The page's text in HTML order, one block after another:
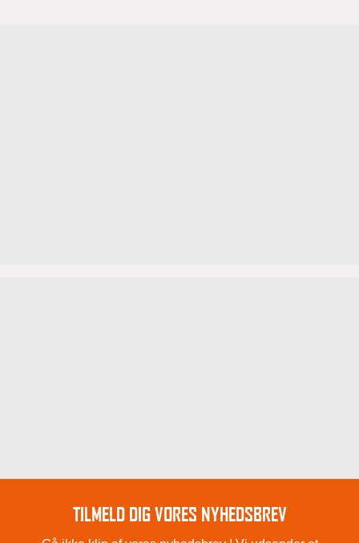
TILMELD DIG VORES NYHEDSBREV